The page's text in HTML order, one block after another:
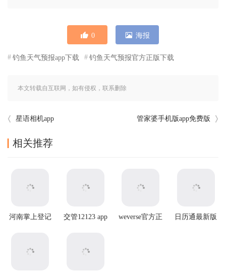
0 海报
钓鱼天气预报app下载 钓鱼天气预报官方正版下载
本文转载自互联网，如有侵权，联系删除
星语相机app 管家婆手机版app免费版
相关推荐
河南掌上登记
交管12123 app
weverse官方正
日历通最新版